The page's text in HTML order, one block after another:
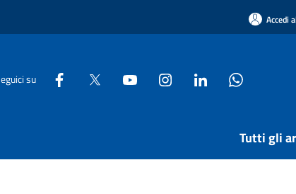
Accedi
su
Tutti gli